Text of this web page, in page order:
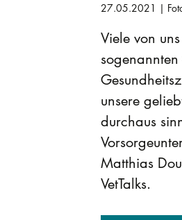
27.05.2021 |
Viele von
unsere
durchaus
Matthias
VetTalks.